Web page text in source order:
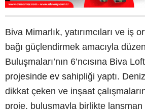
Biva Mimarlık, yatırımcıları ve iş
bağı güçlendirmek amacıyla
Buluşmaları’nın 6’ncısına Biva
projesinde ev sahipliği yaptı.
dikkat çeken ve inşaat
proje, buluşmayla birlikte